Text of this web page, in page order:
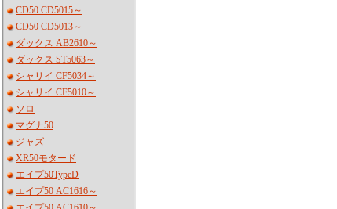
CD50 CD5015～
CD50 CD5013～
ダックス AB2610～
ダックス ST5063～
シャリイ CF5034～
シャリイ CF5010～
ソロ
マグナ50
ジャズ
XR50モタード
エイプ50TypeD
エイプ50 AC1616～